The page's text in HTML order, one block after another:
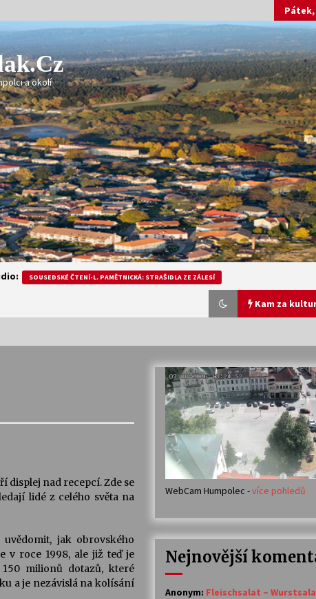
Pátek,
a okolí
SOUSEDSKÉ ČTENÍ-L. PAMĚTNICKÁ: STRAŠIDLA ZE ZÁLESÍ
Kam za
Veselí muzikanti
30. 7. 2026
Votavžatský ploty
23. 7. 2026
14. 7. 2026
Michala Novenka v
30. 6. 2026
displej nad recepcí. Zde se
lidé z celého světa na
jak obrovského
v roce 1998, ale již teď je
milionů dotazů, které
a je nezávislá na kolísání
WebCam Humpolec -více pohledů
Nejnovější
Anonym: Fleischsalat –